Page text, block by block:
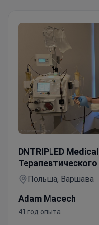
DNTRIPLED
Польша, Варшава
Adam Macech
41 год опыта